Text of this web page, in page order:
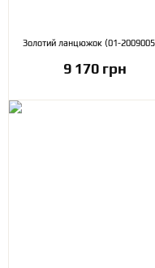
Золотий ланцюжок (01-
9 170 грн